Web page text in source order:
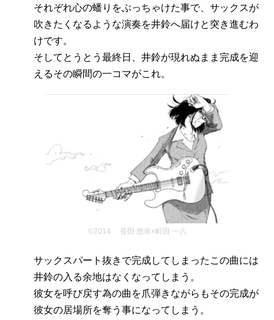
それぞれ心の蟠りをぶっちゃけた事で、サックスが
吹きたくなるような演奏を井鈴へ届けと突き進むわ
けです。
そしてとうとう最終日、井鈴が現れぬまま完成を迎
えるその瞬間の一コマがこれ。
©2014 長田 悠幸×町田 一八
サックスパート抜きで完成してしまったこの曲には
井鈴の入る余地はなくなってしまう。
彼女を呼び戻す為の曲を爪弾きながらもその完成が
彼女の居場所を奪う事になってしまう。